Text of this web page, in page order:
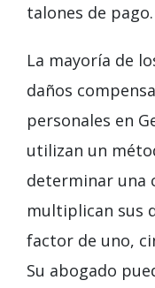
talones de pago.
La mayoría de
daños
personales en
utilizan un
determinar una
multiplican sus
factor de uno,
Su abogado